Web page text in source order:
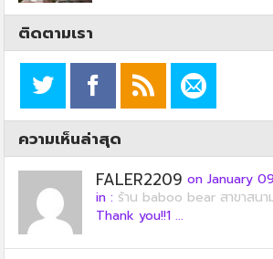
ติดตามเรา
ความเห็นล่าสุด
FALER2209 on January
in : ร้าน baboo bear สาขาสนา
Thank you!!1 ...